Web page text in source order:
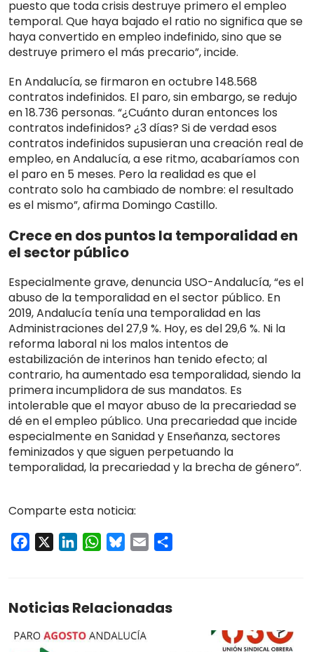
puesto que toda crisis destruye primero el empleo
temporal. Que haya bajado el ratio no significa que se
haya convertido en empleo indefinido, sino que se
destruye primero el más precario”, incide.
En Andalucía, se firmaron en octubre 148.568
contratos indefinidos. El paro, sin embargo, se redujo
en 18.736 personas. “¿Cuánto duran entonces los
contratos indefinidos? ¿3 días? Si de verdad esos
contratos indefinidos supusieran una creación real de
empleo, en Andalucía, a ese ritmo, acabaríamos con
el paro en 5 meses. Pero la realidad es que el
contrato solo ha cambiado de nombre: el resultado
es el mismo”, afirma Domingo Castillo.
Crece en dos puntos la temporalidad en
el sector público
Especialmente grave, denuncia USO-Andalucía, “es el
abuso de la temporalidad en el sector público. En
2019, Andalucía tenía una temporalidad en las
Administraciones del 27,9 %. Hoy, es del 29,6 %. Ni la
reforma laboral ni los malos intentos de
estabilización de interinos han tenido efecto; al
contrario, ha aumentado esa temporalidad, siendo la
primera incumplidora de sus mandatos. Es
intolerable que el mayor abuso de la precariedad se
dé en el empleo público. Una precariedad que incide
especialmente en Sanidad y Enseñanza, sectores
feminizados y que siguen perpetuando la
temporalidad, la precariedad y la brecha de género”.
Comparte esta noticia:
Facebook LinkedInWhatsApp
Bluesky
Email
Noticias Relacionadas